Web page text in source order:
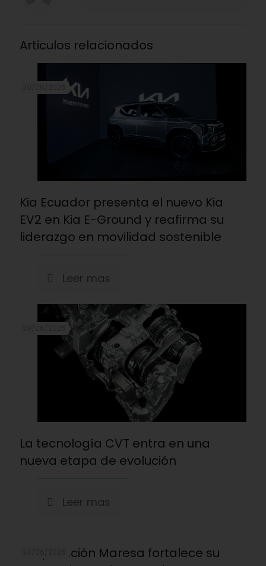
Articulos relacionados
Kia Ecuador presenta el nuevo Kia
EV2 en Kia E-Ground y reafirma su
liderazgo en movilidad sostenible
Leer mas
La tecnología CVT entra en una
nueva etapa de evolución
Leer mas
Corporación Maresa fortalece su